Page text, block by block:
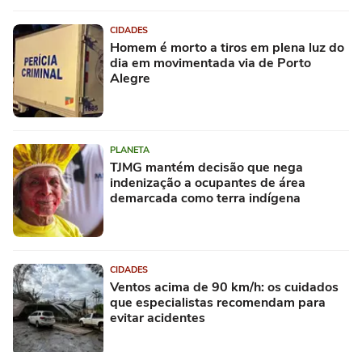
CIDADES
Homem é morto a tiros em plena luz do
dia em movimentada via de Porto
Alegre
PLANETA
TJMG mantém decisão que nega
indenização a ocupantes de área
demarcada como terra indígena
CIDADES
Ventos acima de 90 km/h: os cuidados
que especialistas recomendam para
evitar acidentes